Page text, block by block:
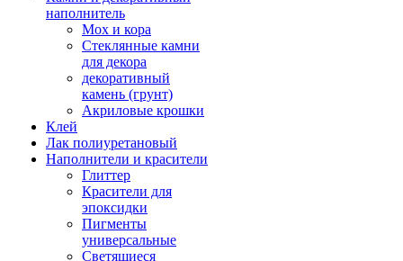
наполнитель
Мох и кора
Стеклянные камни
для декора
декоративный
камень (грунт)
Акриловые крошки
Клей
Лак полиуретановый
Наполнители и красители
Глиттер
Красители для
эпоксидки
Пигменты
универсальные
Светящиеся